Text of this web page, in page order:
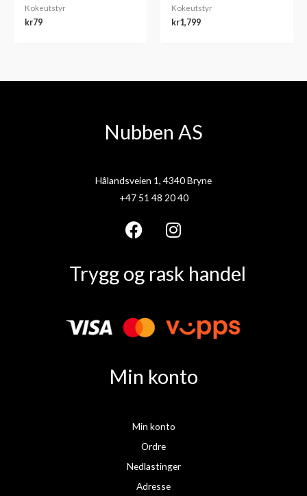
Kokeutstyr
kr79
Kokeutstyr
kr1,799
Nubben AS
Hålandsveien 1, 4340 Bryne
+47 51 48 20 40
F
c
b
o
I
n
s
g
m
Trygg og rask handel
Min konto
Min konto
Ordre
Nedlastinger
Adresse